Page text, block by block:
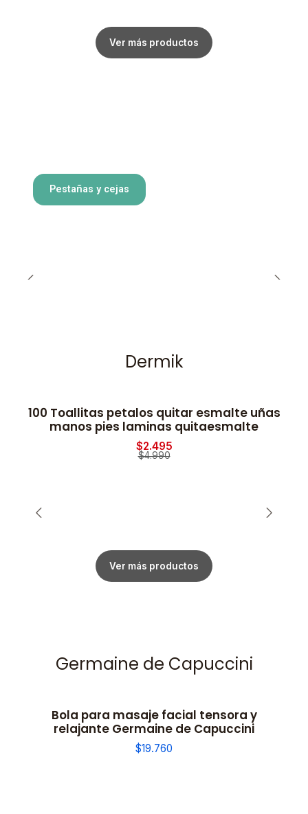
Ver más productos
Pestañas y cejas
Dermik
-50% OFF
100 Toallitas petalos quitar esmalte uñas
manos pies laminas quitaesmalte
$2.495
$4.990
Ver más productos
Germaine de Capuccini
Bola para masaje facial tensora y
relajante Germaine de Capuccini
$19.760